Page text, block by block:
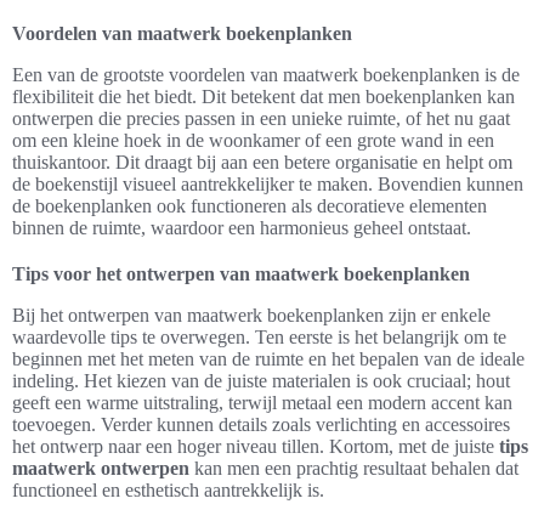
Voordelen van maatwerk boekenplanken
Een van de grootste voordelen van maatwerk boekenplanken is de
flexibiliteit die het biedt. Dit betekent dat men boekenplanken kan
ontwerpen die precies passen in een unieke ruimte, of het nu gaat
om een kleine hoek in de woonkamer of een grote wand in een
thuiskantoor. Dit draagt bij aan een betere organisatie en helpt om
de boekenstijl visueel aantrekkelijker te maken. Bovendien kunnen
de boekenplanken ook functioneren als decoratieve elementen
binnen de ruimte, waardoor een harmonieus geheel ontstaat.
Tips voor het ontwerpen van maatwerk boekenplanken
Bij het ontwerpen van maatwerk boekenplanken zijn er enkele
waardevolle tips te overwegen. Ten eerste is het belangrijk om te
beginnen met het meten van de ruimte en het bepalen van de ideale
indeling. Het kiezen van de juiste materialen is ook cruciaal; hout
geeft een warme uitstraling, terwijl metaal een modern accent kan
toevoegen. Verder kunnen details zoals verlichting en accessoires
het ontwerp naar een hoger niveau tillen. Kortom, met de juiste tips
maatwerk ontwerpen kan men een prachtig resultaat behalen dat
functioneel en esthetisch aantrekkelijk is.